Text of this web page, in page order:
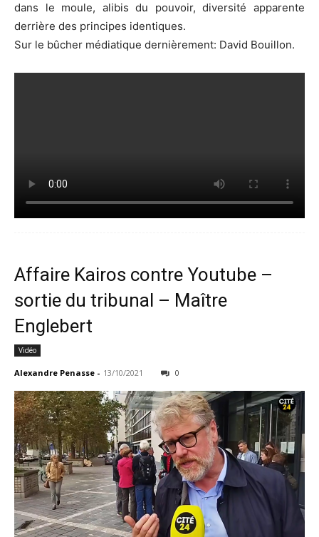
dans le moule, alibis du pouvoir, diversité apparente
derrière des principes identiques.
Sur le bûcher médiatique dernièrement: David Bouillon.
Affaire Kairos contre Youtube –
sortie du tribunal – Maître
Englebert
Vidéo
Alexandre Penasse - 13/10/2021 0